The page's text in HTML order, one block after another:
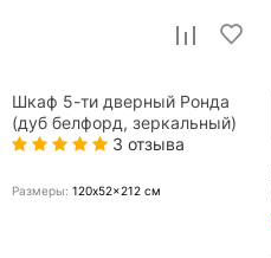
Шкаф 5-ти дверный Ронда
(дуб белфорд, зеркальный)
3 отзыва
Размеры: 120x52x212 см